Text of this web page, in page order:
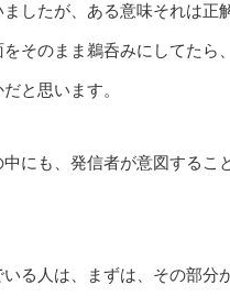
したが、ある意味それは正
そのまま鵜呑みにしてたら
と思います。
中にも、発信者が意図するこ
る人は、まずは、その部分